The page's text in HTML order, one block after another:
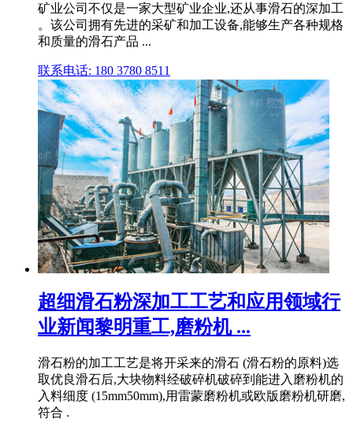
矿业公司不仅是一家大型矿业企业,还从事滑石的深加工
。该公司拥有先进的采矿和加工设备,能够生产各种规格
和质量的滑石产品 ...
联系电话: 180 3780 8511
超细滑石粉深加工工艺和应用领域行
业新闻黎明重工,磨粉机 ...
滑石粉的加工工艺是将开采来的滑石 (滑石粉的原料)选
取优良滑石后,大块物料经破碎机破碎到能进入磨粉机的
入料细度 (15mm50mm),用雷蒙磨粉机或欧版磨粉机研磨,
符合 .